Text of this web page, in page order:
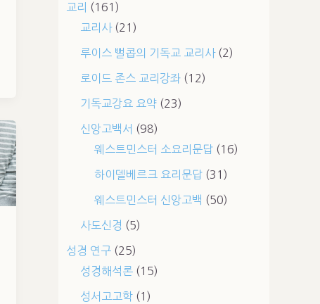
교리 (161)
교리사(21)
루이스 뻘콥의 기독교 교리사(2)
로이드 존스 교리강좌(12)
기독교강요 요약(23)
신앙고백서 (98)
웨스트민스터 소요리문답(16)
하이델베르크 요리문답(31)
웨스트민스터 신앙고백 (50)
사도신경 (5)
성경 연구(25)
성경해석론(15)
성서고고학(1)